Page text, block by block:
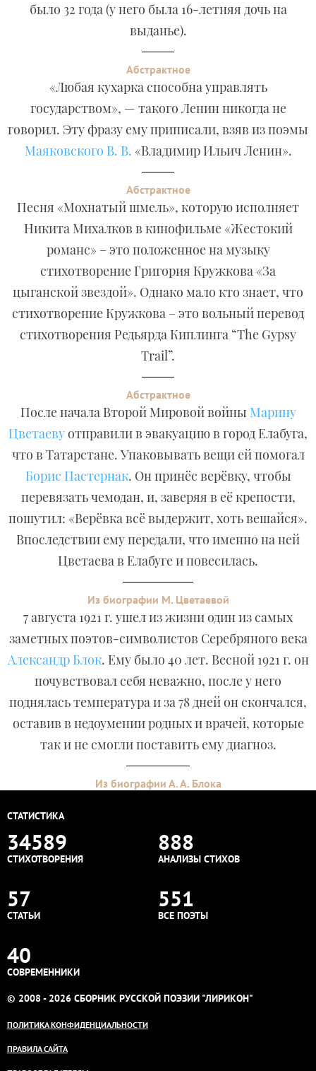
было 32 года (у него была 16-летняя дочь на
выданье).
Абстрактное
«Любая кухарка способна управлять
государством», — такого Ленин никогда не
говорил. Эту фразу ему приписали, взяв из поэмы
Маяковского В. В. «Владимир Ильич Ленин».
Абстрактное
Песня «Мохнатый шмель», которую исполняет
Никита Михалков в кинофильме «Жестокий
романс» – это положенное на музыку
стихотворение Григория Кружкова «За
цыганской звездой». Однако мало кто знает, что
стихотворение Кружкова – это вольный перевод
стихотворения Редьярда Киплинга “The Gypsy
Trail”.
Абстрактное
После начала Второй Мировой войны Марину
Цветаевуотправили в эвакуацию в город Елабуга,
что в Татарстане. Упаковывать вещи ей помогал
Борис Пастернак. Он принёс верёвку, чтобы
перевязать чемодан, и, заверяя в её крепости,
пошутил: «Верёвка всё выдержит, хоть вешайся».
Впоследствии ему передали, что именно на ней
Цветаева в Елабуге и повесилась.
Из биографии М. Цветаевой
7 августа 1921 г. ушел из жизни один из самых
заметных поэтов-символистов Серебряного века
Александр Блок. Ему было 40 лет. Весной 1921 г. он
почувствовал себя неважно, после у него
поднялась температура и за 78 дней он скончался,
оставив в недоумении родных и врачей, которые
так и не смогли поставить ему диагноз.
Из биографии А. А. Блока
СТАТИСТИКА
34589
СТИХОТВОРЕНИЯ
888
АНАЛИЗЫ СТИХОВ
57
СТАТЬИ
551
ВСЕ ПОЭТЫ
40
СОВРЕМЕННИКИ
© 2008 - 2026 СБОРНИК РУССКОЙ ПОЭЗИИ "ЛИРИКОН"
ПОЛИТИКА КОНФИДЕНЦИАЛЬНОСТИ
ПРАВИЛА САЙТА